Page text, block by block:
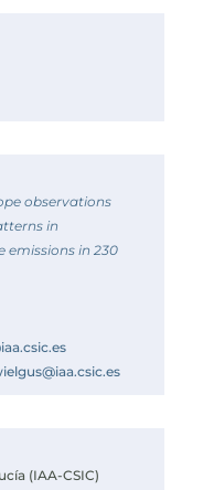
observations
in
emissions in 230
(IAA-CSIC)